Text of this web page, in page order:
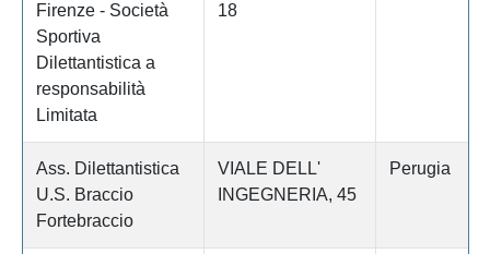
Firenze - Società
Sportiva
Dilettantistica a
responsabilità
Limitata
18
Ass. Dilettantistica
U.S. Braccio
Fortebraccio
VIALE DELL'
INGEGNERIA, 45
Perugia